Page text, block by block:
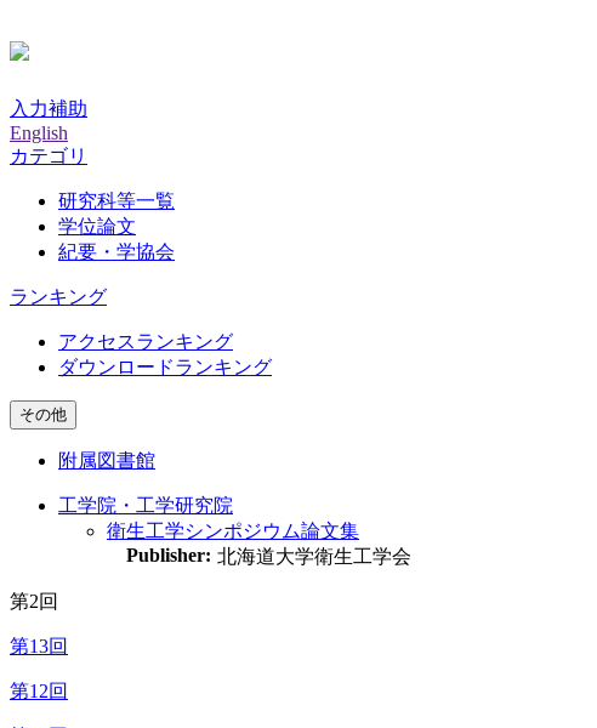
入力補助
English
カテゴリ
研究科等一覧
学位論文
紀要・学協会
ランキング
アクセスランキング
ダウンロードランキング
その他
附属図書館
工学院・工学研究院
衛生工学シンポジウム論文集
Publisher: 北海道大学衛生工学会
第2回
第13回
第12回